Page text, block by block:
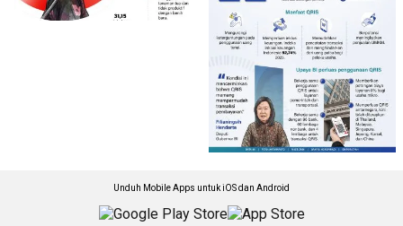
Unduh Mobile Apps untuk iOS dan Android